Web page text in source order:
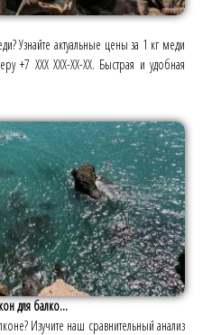
Узнайте актуальные цены за 1 кг меди
+7 ХХХ ХХХ-ХХ-ХХ. Быстрая и удобная
для балко...
Изучите наш сравнительный анализ